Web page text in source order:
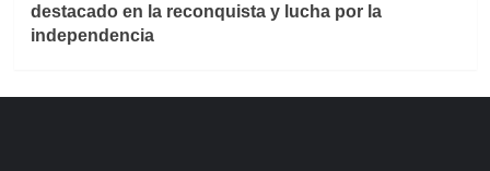
destacado en la reconquista y lucha por la
independencia